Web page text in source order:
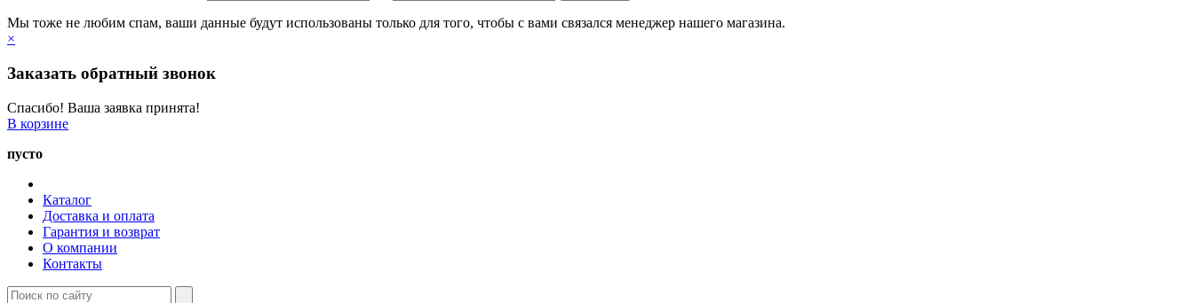
Мы тоже не любим спам, ваши данные будут использованы только для того, чтобы с вами связался менеджер нашего магазина.
×
Заказать обратный звонок
Спасибо! Ваша заявка принята!
В корзине
пусто
Каталог
Доставка и оплата
Гарантия и возврат
О компании
Контакты